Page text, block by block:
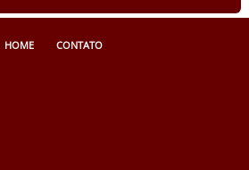
HOME CONTATO